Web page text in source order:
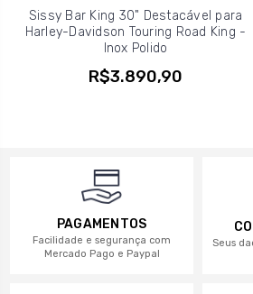
Sissy Bar King 30" Destacável para
Harley-Davidson Touring Road King -
Inox Polido
R$3.890,90
PAGAMENTOS
Facilidade e segurança com
Mercado Pago e Paypal
Seus